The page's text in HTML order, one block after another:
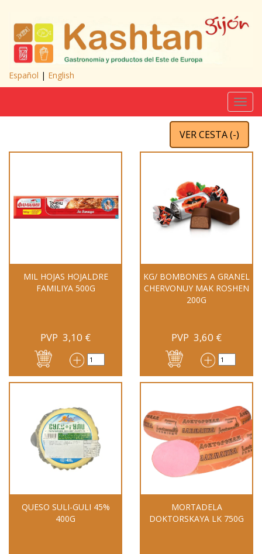
Español | English
VER CESTA (-)
MIL HOJAS HOJALDRE
FAMILIYA 500G
PVP 3,10 €
KG/ BOMBONES A GRANEL
CHERVONUY MAK ROSHEN
200G
PVP 3,60 €
QUESO SULI-GULI 45%
400G
MORTADELA
DOKTORSKAYA LK 750G